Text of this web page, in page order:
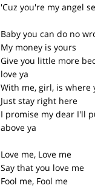
'Cuz you're my angel
Baby you can do no
My money is yours
Give you little more
love ya
With me, girl, is where
Just stay right here
I promise my dear I'll
above ya
Love me, Love me
Say that you love me
Fool me, Fool me